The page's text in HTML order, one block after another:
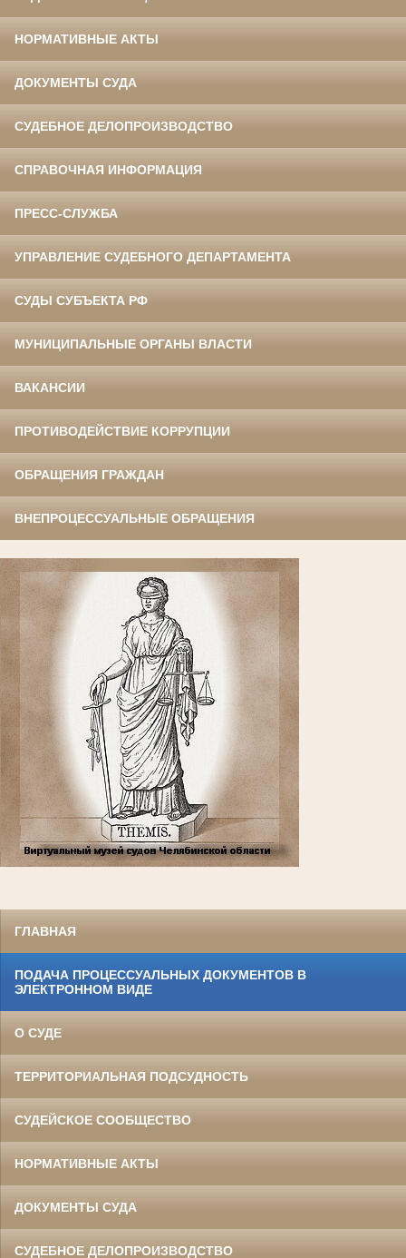
НОРМАТИВНЫЕ АКТЫ
ДОКУМЕНТЫ СУДА
СУДЕБНОЕ ДЕЛОПРОИЗВОДСТВО
СПРАВОЧНАЯ ИНФОРМАЦИЯ
ПРЕСС-СЛУЖБА
УПРАВЛЕНИЕ СУДЕБНОГО ДЕПАРТАМЕНТА
СУДЫ СУБЪЕКТА РФ
МУНИЦИПАЛЬНЫЕ ОРГАНЫ ВЛАСТИ
ВАКАНСИИ
ПРОТИВОДЕЙСТВИЕ КОРРУПЦИИ
ОБРАЩЕНИЯ ГРАЖДАН
ВНЕПРОЦЕССУАЛЬНЫЕ ОБРАЩЕНИЯ
ГЛАВНАЯ
ПОДАЧА ПРОЦЕССУАЛЬНЫХ ДОКУМЕНТОВ В
ЭЛЕКТРОННОМ ВИДЕ
О СУДЕ
ТЕРРИТОРИАЛЬНАЯ ПОДСУДНОСТЬ
СУДЕЙСКОЕ СООБЩЕСТВО
НОРМАТИВНЫЕ АКТЫ
ДОКУМЕНТЫ СУДА
СУДЕБНОЕ ДЕЛОПРОИЗВОДСТВО